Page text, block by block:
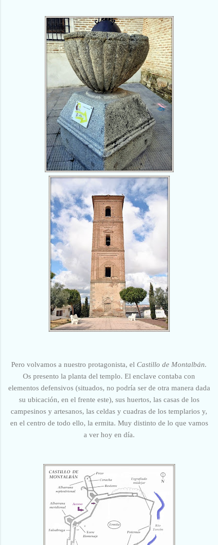
Pero volvamos a nuestro protagonista, el Castillo de Montalbán.
Os presento la planta del templo. El enclave contaba con
elementos defensivos (situados, no podría ser de otra manera dada
su ubicación, en el frente este), sus huertos, las casas de los
campesinos y artesanos, las celdas y cuadras de los templarios y,
en el centro de todo ello, la ermita. Muy distinto de lo que vamos
a ver hoy en día.